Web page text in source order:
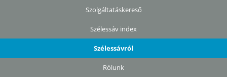
Szolgáltatáskereső
Szélessáv index
Szélessávról
Rólunk